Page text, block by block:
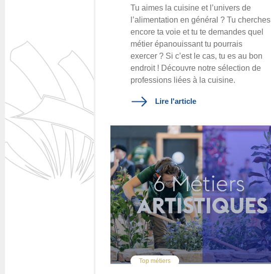
Tu aimes la cuisine et l’univers de
l’alimentation en général ? Tu cherches
encore ta voie et tu te demandes quel
métier épanouissant tu pourrais
exercer ? Si c’est le cas, tu es au bon
endroit ! Découvre notre sélection de
professions liées à la cuisine.
Lire l'article
Top métiers